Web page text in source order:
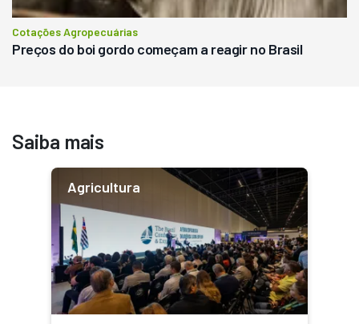
Cotações Agropecuárias
Preços do boi gordo começam a reagir no Brasil
Saiba mais
Agricultura